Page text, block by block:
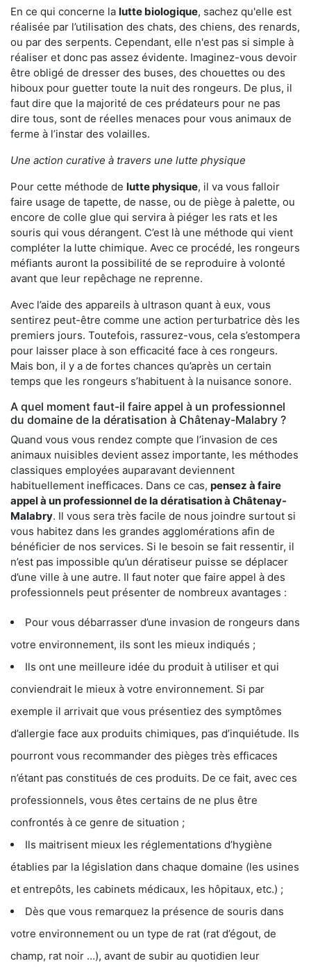
En ce qui concerne la lutte biologique, sachez qu'elle est
réalisée par l’utilisation des chats, des chiens, des renards,
ou par des serpents. Cependant, elle n'est pas si simple à
réaliser et donc pas assez évidente. Imaginez-vous devoir
être obligé de dresser des buses, des chouettes ou des
hiboux pour guetter toute la nuit des rongeurs. De plus, il
faut dire que la majorité de ces prédateurs pour ne pas
dire tous, sont de réelles menaces pour vous animaux de
ferme à l’instar des volailles.
Une action curative à travers une lutte physique
Pour cette méthode de lutte physique, il va vous falloir
faire usage de tapette, de nasse, ou de piège à palette, ou
encore de colle glue qui servira à piéger les rats et les
souris qui vous dérangent. C’est là une méthode qui vient
compléter la lutte chimique. Avec ce procédé, les rongeurs
méfiants auront la possibilité de se reproduire à volonté
avant que leur repêchage ne reprenne.
Avec l’aide des appareils à ultrason quant à eux, vous
sentirez peut-être comme une action perturbatrice dès les
premiers jours. Toutefois, rassurez-vous, cela s’estompera
pour laisser place à son efficacité face à ces rongeurs.
Mais bon, il y a de fortes chances qu’après un certain
temps que les rongeurs s’habituent à la nuisance sonore.
A quel moment faut-il faire appel à un professionnel
du domaine de la dératisation à Châtenay-Malabry ?
Quand vous vous rendez compte que l’invasion de ces
animaux nuisibles devient assez importante, les méthodes
classiques employées auparavant deviennent
habituellement inefficaces. Dans ce cas, pensez à faire
appel à un professionnel de la dératisation à Châtenay-
Malabry. Il vous sera très facile de nous joindre surtout si
vous habitez dans les grandes agglomérations afin de
bénéficier de nos services. Si le besoin se fait ressentir, il
n’est pas impossible qu’un dératiseur puisse se déplacer
d’une ville à une autre. Il faut noter que faire appel à des
professionnels peut présenter de nombreux avantages :
Pour vous débarrasser d’une invasion de rongeurs dans
votre environnement, ils sont les mieux indiqués ;
Ils ont une meilleure idée du produit à utiliser et qui
conviendrait le mieux à votre environnement. Si par
exemple il arrivait que vous présentiez des symptômes
d’allergie face aux produits chimiques, pas d’inquiétude. Ils
pourront vous recommander des pièges très efficaces
n’étant pas constitués de ces produits. De ce fait, avec ces
professionnels, vous êtes certains de ne plus être
confrontés à ce genre de situation ;
Ils maitrisent mieux les réglementations d’hygiène
établies par la législation dans chaque domaine (les usines
et entrepôts, les cabinets médicaux, les hôpitaux, etc.) ;
Dès que vous remarquez la présence de souris dans
votre environnement ou un type de rat (rat d’égout, de
champ, rat noir …), avant de subir au quotidien leur